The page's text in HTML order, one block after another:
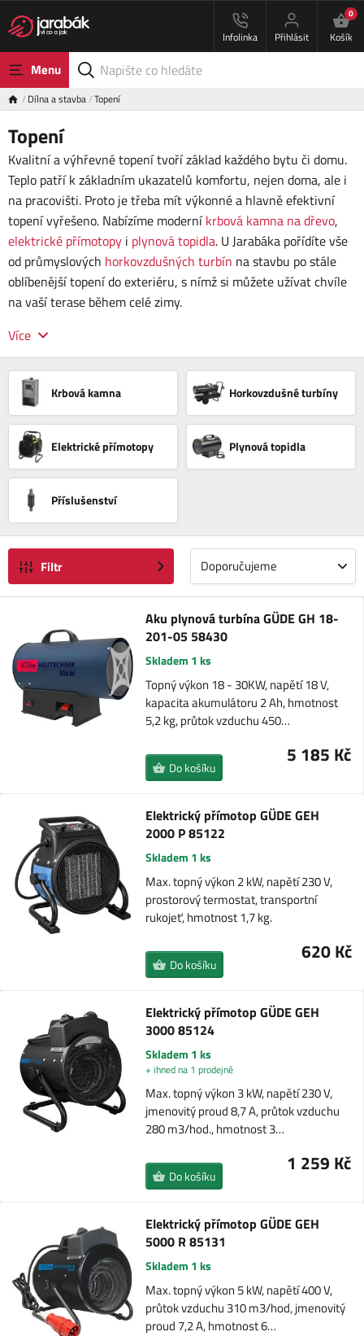
Infolinka Přihlásit
0
Košík
Menu
Dílna a stavba Topení
Topení
Kvalitní a výhřevné topení tvoří základ každého bytu či domu.
Teplo patří k základním ukazatelů komfortu, nejen doma, ale i
na pracovišti. Proto je třeba mít výkonné a hlavně efektivní
topení vyřešeno. Nabízíme moderníkrbová kamna na dřevo,
elektrické přímotopy i plynová topidla. U Jarabáka pořídíte vše
od průmyslových horkovzdušných turbín na stavbu po stále
oblíbenější topení do exteriéru, s nímž si můžete užívat chvíle
na vaší terase během celé zimy.
Více
Krbová kamna Horkovzdušné turbíny
Elektrické přímotopy Plynová topidla
Příslušenství
Filtr Doporučujeme
Aku plynová turbína GÜDE GH 18-
201-05 58430
Skladem 1 ks
Topný výkon 18 - 30KW, napětí 18 V,
kapacita akumulátoru 2 Ah, hmotnost
5,2 kg, průtok vzduchu 450…
5 185 Kč
Do košíku
Elektrický přímotop GÜDE GEH
2000 P 85122
Skladem 1 ks
Max. topný výkon 2 kW, napětí 230 V,
prostorový termostat, transportní
rukojeť, hmotnost 1,7 kg.
620 Kč
Do košíku
Elektrický přímotop GÜDE GEH
3000 85124
Skladem 1 ks
+ ihned na 1 prodejně
Max. topný výkon 3 kW, napětí 230 V,
jmenovitý proud 8,7 A, průtok vzduchu
280 m3/hod., hmotnost 3…
1 259 Kč
Do košíku
Elektrický přímotop GÜDE GEH
5000 R 85131
Skladem 1 ks
Max. topný výkon 5 kW, napětí 400 V,
průtok vzduchu 310 m3/hod, jmenovitý
proud 7,2 A, hmotnost 6…